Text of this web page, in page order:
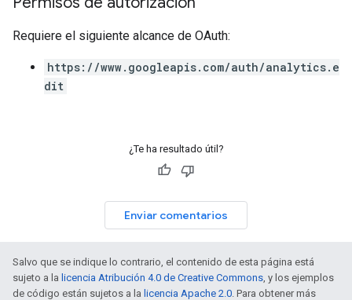
Requiere el siguiente alcance de OAuth:
https://www.googleapis.com/auth/analytics.e
dit
¿Te ha resultado útil?
Enviar comentarios
Salvo que se indique lo contrario, el contenido de esta página está
sujeto a la licencia Atribución 4.0 de Creative Commons, y los ejemplos
de código están sujetos a la licencia Apache 2.0. Para obtener más